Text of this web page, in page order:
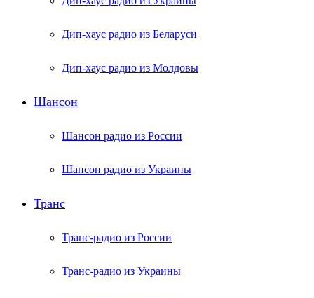
Дип-хаус радио из Беларуси
Дип-хаус радио из Молдовы
Шансон
Шансон радио из России
Шансон радио из Украины
Транс
Транс-радио из России
Транс-радио из Украины